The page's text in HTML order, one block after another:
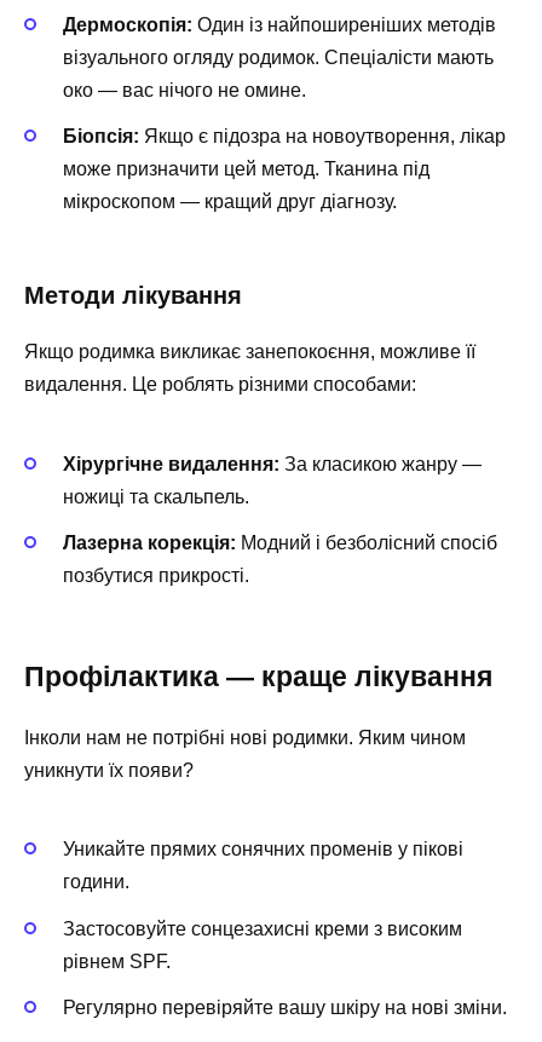
Дермоскопія: Один із найпоширеніших методів
візуального огляду родимок. Спеціалісти мають
око — вас нічого не омине.
Біопсія: Якщо є підозра на новоутворення, лікар
може призначити цей метод. Тканина під
мікроскопом — кращий друг діагнозу.
Методи лікування
Якщо родимка викликає занепокоєння, можливе її
видалення. Це роблять різними способами:
Хірургічне видалення: За класикою жанру —
ножиці та скальпель.
Лазерна корекція: Модний і безболісний спосіб
позбутися прикрості.
Профілактика — краще лікування
Інколи нам не потрібні нові родимки. Яким чином
уникнути їх появи?
Уникайте прямих сонячних променів у пікові
години.
Застосовуйте сонцезахисні креми з високим
рівнем SPF.
Регулярно перевіряйте вашу шкіру на нові зміни.